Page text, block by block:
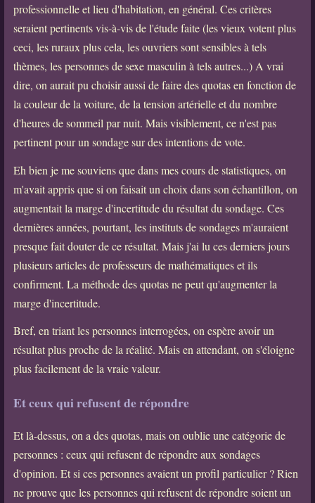
professionnelle et lieu d'habitation, en général. Ces critères
seraient pertinents vis-à-vis de l'étude faite (les vieux votent plus
ceci, les ruraux plus cela, les ouvriers sont sensibles à tels
thèmes, les personnes de sexe masculin à tels autres...) A vrai
dire, on aurait pu choisir aussi de faire des quotas en fonction de
la couleur de la voiture, de la tension artérielle et du nombre
d'heures de sommeil par nuit. Mais visiblement, ce n'est pas
pertinent pour un sondage sur des intentions de vote.
Eh bien je me souviens que dans mes cours de statistiques, on
m'avait appris que si on faisait un choix dans son échantillon, on
augmentait la marge d'incertitude du résultat du sondage. Ces
dernières années, pourtant, les instituts de sondages m'auraient
presque fait douter de ce résultat. Mais j'ai lu ces derniers jours
plusieurs articles de professeurs de mathématiques et ils
confirment. La méthode des quotas ne peut qu'augmenter la
marge d'incertitude.
Bref, en triant les personnes interrogées, on espère avoir un
résultat plus proche de la réalité. Mais en attendant, on s'éloigne
plus facilement de la vraie valeur.
Et ceux qui refusent de répondre
Et là-dessus, on a des quotas, mais on oublie une catégorie de
personnes : ceux qui refusent de répondre aux sondages
d'opinion. Et si ces personnes avaient un profil particulier ? Rien
ne prouve que les personnes qui refusent de répondre soient un